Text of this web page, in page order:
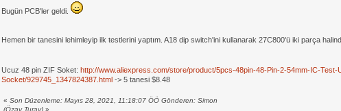
Bugün PCB'ler geldi.
Hemen bir tanesini lehimleyip ilk testlerini yaptım. A18 dip switch'ini kullanarak 27C800'ü iki parça
Ucuz 48 pin ZIF Soket: http://www.aliexpress.com/store/product/5pcs-48pin-48-Pin-2-54mm-IC-Test-
Socket/929745_1347824387.html-> 5 tanesi $8.48
« Son Düzenleme: Mayıs 28, 2021, 11:18:07 ÖÖ Gönderen: Simon
(Özay Turay)»